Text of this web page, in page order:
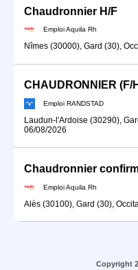
Chaudronnier H/F
Emploi Aquila Rh
Nîmes (30000), Gard (30),
CHAUDRONNIER (F/
Emploi RANDSTAD
Laudun-l'Ardoise (30290),
06/08/2026
Chaudronnier
Emploi Aquila Rh
Alès (30100), Gard (30),
Copyright